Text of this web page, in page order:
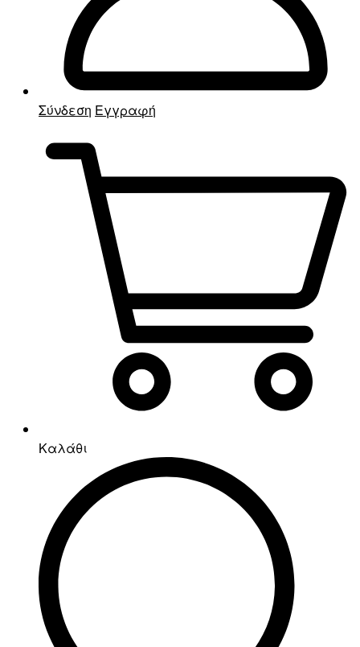
Σύνδεση Εγγραφή
Καλάθι